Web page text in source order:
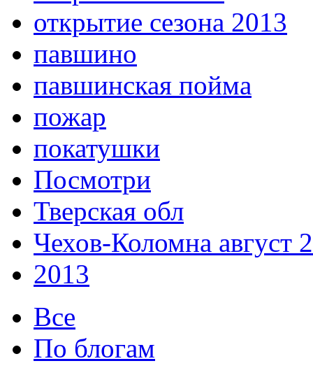
открытие сезона 2013
павшино
павшинская пойма
пожар
покатушки
Посмотри
Тверская обл
Чехов-Коломна август
2013
Все
По блогам